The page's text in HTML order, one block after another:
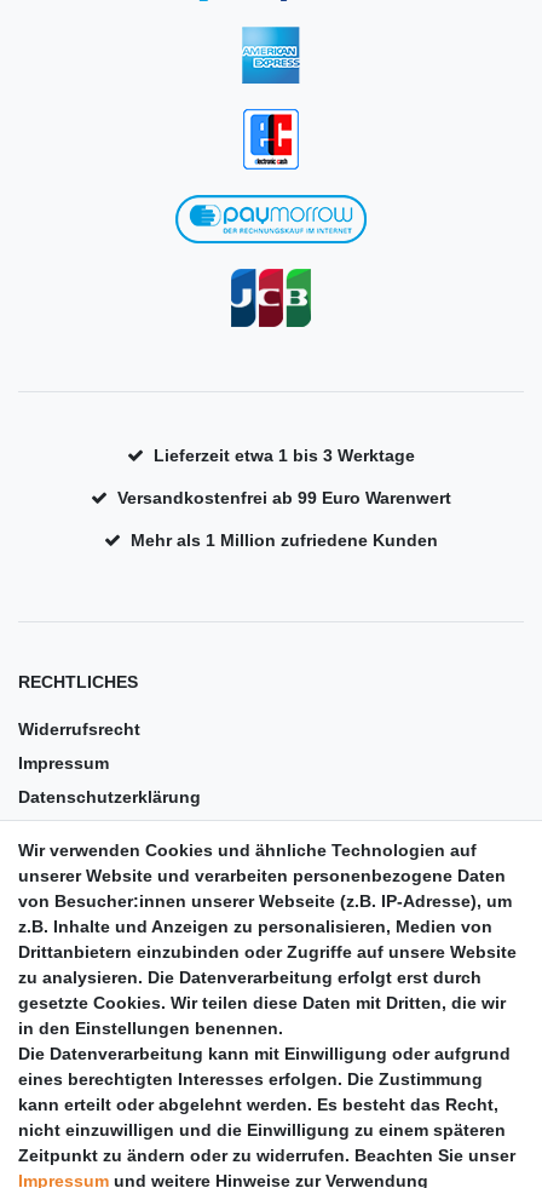
Lieferzeit etwa 1 bis 3 Werktage
Versandkostenfrei ab 99 Euro Warenwert
Mehr als 1 Million zufriedene Kunden
RECHTLICHES
Widerrufsrecht
Impressum
Datenschutzerklärung
Barrierefreiheit
Anleitungen
Vertrag widerrufen
PARTNER
DHL
GLS
PaketPLUS
Wir verwenden Cookies und ähnliche Technologien auf
unserer Website und verarbeiten personenbezogene Daten
von Besucher:innen unserer Webseite (z.B. IP-Adresse), um
z.B. Inhalte und Anzeigen zu personalisieren, Medien von
Drittanbietern einzubinden oder Zugriffe auf unsere Website
zu analysieren. Die Datenverarbeitung erfolgt erst durch
gesetzte Cookies. Wir teilen diese Daten mit Dritten, die wir
in den Einstellungen benennen.
Die Datenverarbeitung kann mit Einwilligung oder aufgrund
eines berechtigten Interesses erfolgen. Die Zustimmung
kann erteilt oder abgelehnt werden. Es besteht das Recht,
nicht einzuwilligen und die Einwilligung zu einem späteren
Zeitpunkt zu ändern oder zu widerrufen. Beachten Sie unser
Impressum und weitere Hinweise zur Verwendung